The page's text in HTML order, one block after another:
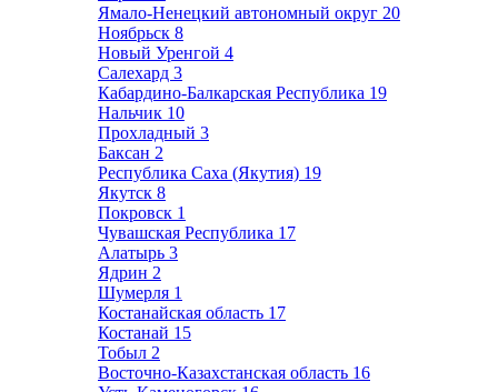
Ямало-Ненецкий автономный округ 20
Ноябрьск 8
Новый Уренгой 4
Салехард 3
Кабардино-Балкарская Республика 19
Нальчик 10
Прохладный 3
Баксан 2
Республика Саха (Якутия) 19
Якутск 8
Покровск 1
Чувашская Республика 17
Алатырь 3
Ядрин 2
Шумерля 1
Костанайская область 17
Костанай 15
Тобыл 2
Восточно-Казахстанская область 16